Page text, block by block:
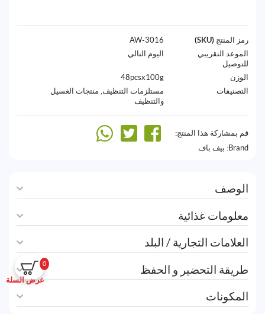
0
عرض السلة
رمز المنتج (SKU)
3016-AW
الموعد التقريبي
للتوصيل
اليوم التالي
الوزن
48pcsx100g
التصنيفات
مستلزمات التنظيف, منتجات الغسيل
والتنظيف
قم بمشاركة هذا المنتج:
Brand: بيف باف
الوصف
معلومات غذائية
العلامات التجارية / البلد
طريقة التحضير و الحفظ
المكونات